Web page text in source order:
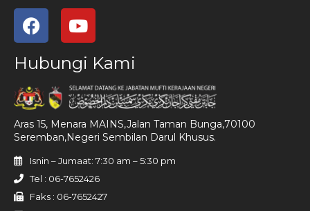
Hubungi Kami
Aras 15, Menara MAINS,Jalan Taman Bunga,70100
Seremban,Negeri Sembilan Darul Khusus.
Isnin – Jumaat: 7:30 am – 5:30 pm
Tel : 06-7652426
Faks : 06-7652427